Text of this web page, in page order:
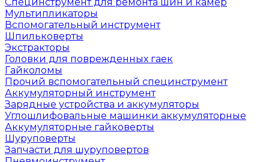
Мультипликаторы
Вспомогательный инструмент
Шпильковерты
Экстракторы
Головки для поврежденных гаек
Гайколомы
Прочий вспомогательный специнструмент
Аккумуляторный инструмент
Зарядные устройства и аккумуляторы
Углошлифовальные машинки аккумуляторные
Аккумуляторные гайковерты
Шуруповерты
Запчасти для шуруповертов